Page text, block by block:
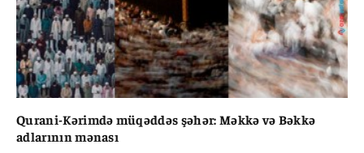
Qurani-Kərimdə müqəddəs şəhər: Məkkə və Bəkkə
adlarının mənası